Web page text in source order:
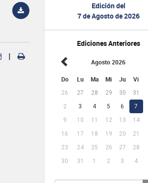
Edición del
7 de Agosto de 2026
Ediciones Anteriores
Agosto 2026
Do Lu Ma Mi Ju Vi
26 27 28 29 30 31
2
3 4 5 6 7
9
10 11 12 13 14
16
17 18 19 20 21
23
24 25 26 27 28
30
31 1 2 3 4
|